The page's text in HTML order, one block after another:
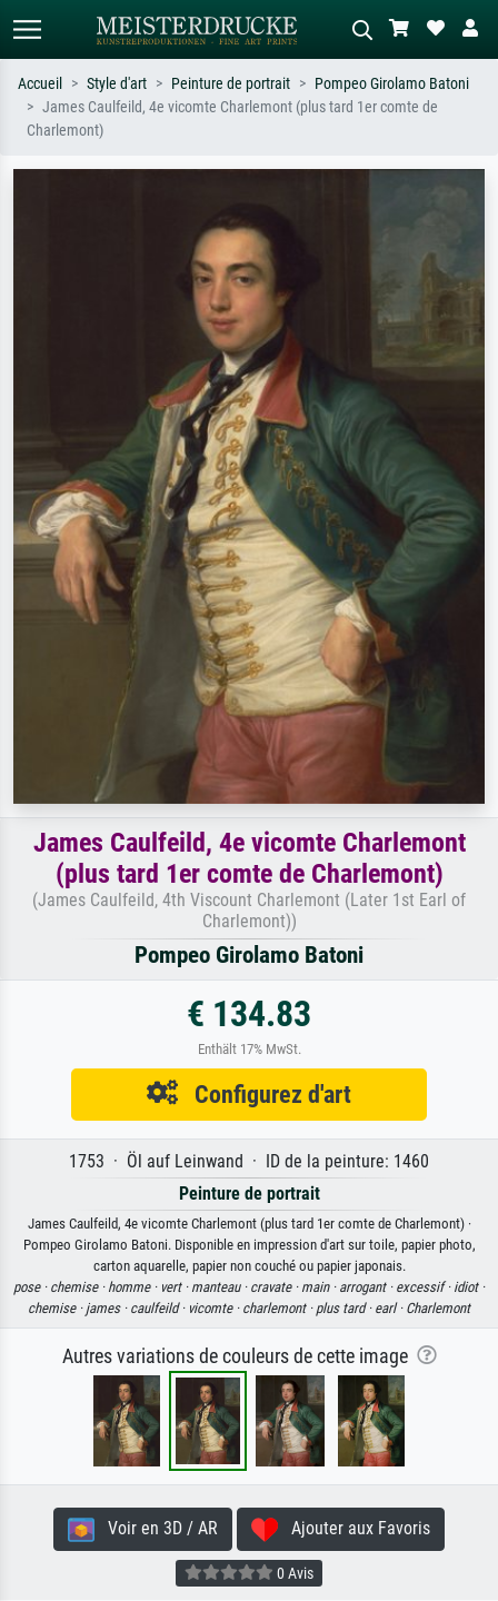
Recherche standard
Accueil Style d'art Peinture de portrait
Pompeo Girolamo Batoni
James Caulfeild, 4e vicomte Charlemont (plus tard 1er comte de
Charlemont)
James Caulfeild, 4e vicomte Charlemont
(plus tard 1er comte de Charlemont)
(James Caulfeild, 4th Viscount Charlemont (Later 1st Earl of
Charlemont))
Pompeo Girolamo Batoni
€ 134.83
Enthält 17% MwSt.
Configurez d'art
1753 · Öl auf Leinwand · ID de la peinture: 1460
Peinture de portrait
James Caulfeild, 4e vicomte Charlemont (plus tard 1er comte de Charlemont) ·
Pompeo Girolamo Batoni. Disponible en impression d'art sur toile, papier photo,
carton aquarelle, papier non couché ou papier japonais.
pose · chemise · homme · vert · manteau · cravate · main · arrogant · excessif · idiot ·
chemise · james · caulfeild · vicomte · charlemont · plus tard · earl · Charlemont
Autres variations de couleurs de cette image
Voir en 3D / AR Ajouter aux Favoris
0 Avis